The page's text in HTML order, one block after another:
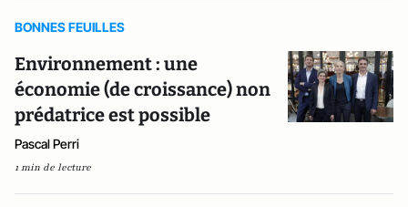
BONNES FEUILLES
Environnement : une
économie (de croissance) non
prédatrice est possible
Pascal Perri
1 min de lecture